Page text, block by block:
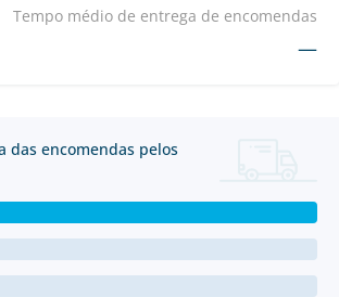
Tempo médio de entrega de encomendas
—
das encomendas pelos